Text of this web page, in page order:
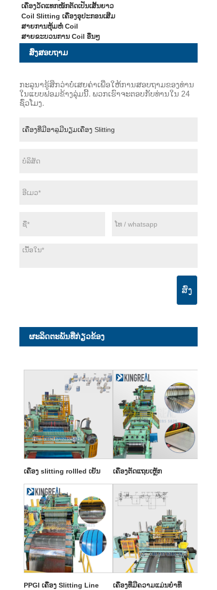
ເຄື່ອງວັດແທກໜັກຕັດເປັນເສັ້ນຍາວ
Coil Slitting ເຄື່ອງອຸປະກອນເສີມ
ສາຍການຫຸ້ມຫໍ່ Coil
ສາຍຂະບວນການ Coil ອື່ນໆ
ສົ່ງສອບຖາມ
ກະລຸນາຮູ້ສຶກວ່າບໍ່ເສຍຄ່າເພື່ອໃຫ້ການສອບຖາມຂອງທ່ານ
ໃນແບບຟອມຂ້າງລຸ່ມນີ້. ພວກເຮົາຈະຕອບກັບທ່ານໃນ 24
ຊົ່ວໂມງ.
ສົ່ງ
ຜະ​ລິດ​ຕະ​ພັນ​ທີ່​ກ່ຽວ​ຂ້ອງ
ເຄື່ອງ slitting rollled ເຢັນ ເຄື່ອງຕັດແຖບເຫຼັກ
PPGI ເຄື່ອງ Slitting Line
ເຄື່ອງທີ່ມີຄວາມແມ່ນຍໍາທີ່